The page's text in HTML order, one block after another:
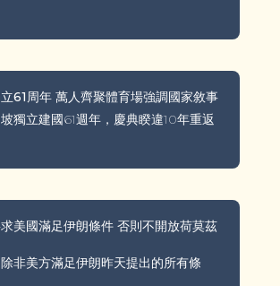
61周年 萬人齊聚體育場強調國家敘事
獨立建國61週年，慶典睽違10年重返
美國滿足伊朗條件 否則不開放荷莫茲
非美方滿足伊朗昨天提出的所有條